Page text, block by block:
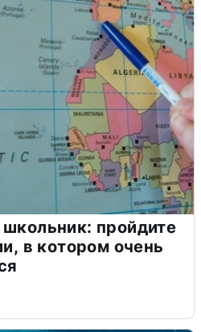
пройдите
в котором очень